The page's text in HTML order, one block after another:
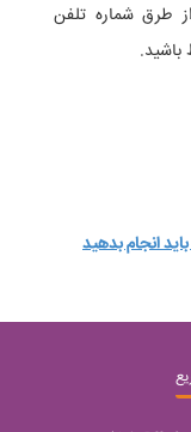
طرق شماره تلفن
انجام بدهید